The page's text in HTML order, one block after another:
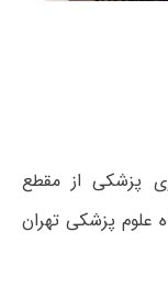
پزشکی از مقطع
۱۴۰۳-۱۴۰۴ دانشگاه علوم پزشکی تهران